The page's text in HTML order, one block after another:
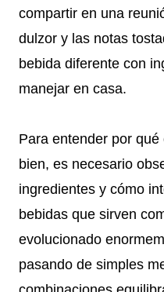
compartir en una
dulzor y las notas
bebida diferente con
manejar en casa.
Para entender por
bien, es necesario
ingredientes y cómo
bebidas que sirven
evolucionado
pasando de simples